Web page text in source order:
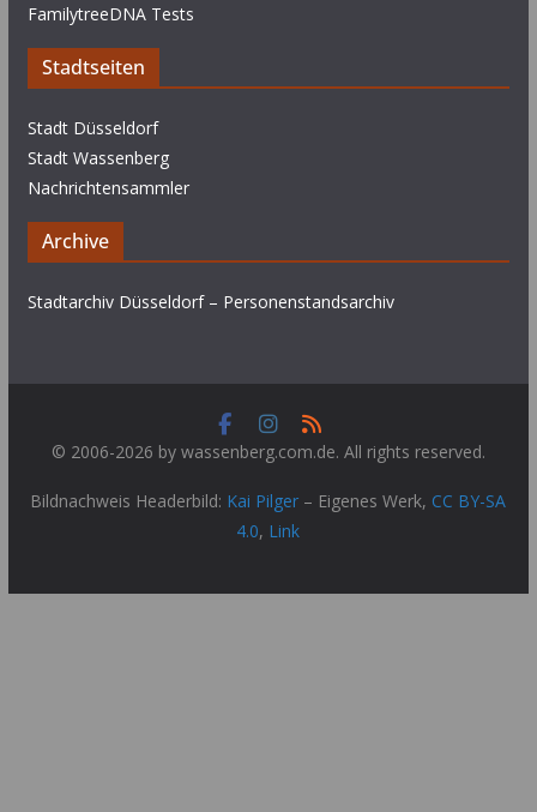
FamilytreeDNA Tests
Stadtseiten
Stadt Düsseldorf
Stadt Wassenberg
Nachrichtensammler
Archive
Stadtarchiv Düsseldorf – Personenstandsarchiv
© 2006-2026 by wassenberg.com.de. All rights reserved.
Bildnachweis Headerbild: Kai Pilger – Eigenes Werk, CC BY-SA
4.0, Link